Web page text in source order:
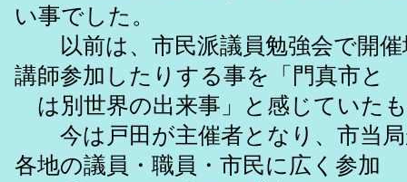
い事でした。
以前は、市民派議員勉強会で開催
講師参加したりする事を「門真市と
は別世界の出来事」と感じていた
今は戸田が主催者となり、市当局
各地の議員・職員・市民に広く参加